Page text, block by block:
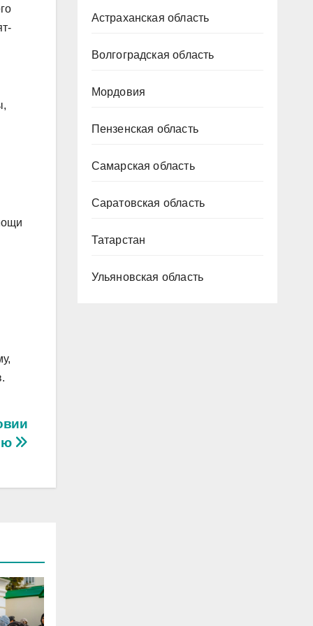
Астраханская область
Волгоградская область
Мордовия
Пензенская область
Самарская область
Саратовская область
Татарстан
Ульяновская область